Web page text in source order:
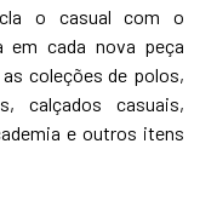
o casual com o
em cada nova peça
coleções de polos,
calçados casuais,
e outros itens